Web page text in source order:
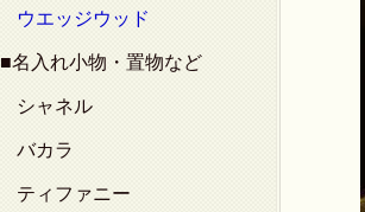
ウエッジウッド
■名入れ小物・置物など
シャネル
バカラ
ティファニー